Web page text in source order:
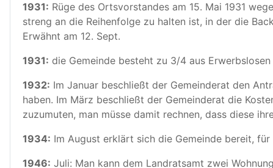
1931: Rüge des Ortsvorstandes am 15. Mai 1931
streng an die Reihenfolge zu halten ist, in der die
Erwähnt am 12. Sept.
1931: die Gemeinde besteht zu 3/4 aus
1932: Im Januar beschließt der Gemeinderat den
haben. Im März beschließt der Gemeinderat die
zuzumuten, man müsse damit rechnen, dass diese
1934: Im August erklärt sich die Gemeinde bereit,
1946: Juli: Man kann dem Landratsamt zwei